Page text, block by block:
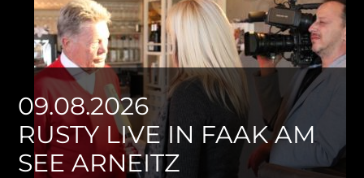
09.08.2026
RUSTY LIVE IN FAAK AM
SEE ARNEITZ